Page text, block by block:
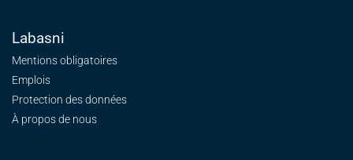
Labasni
Mentions obligatoires
Emplois
Protection des données
À propos de nous